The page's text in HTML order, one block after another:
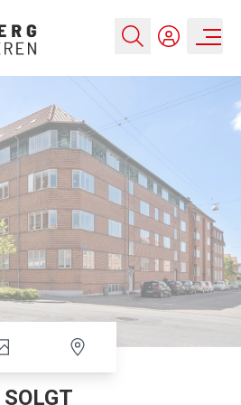
SOLGT